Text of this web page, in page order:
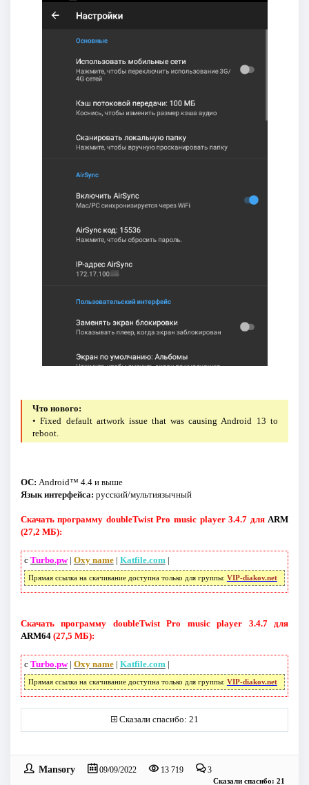
Что нового:
• Fixed default artwork issue that was causing Android 13 to
reboot.
ОС: Android™ 4.4 и выше
Язык интерфейса: русский/мультиязычный
Скачать программу doubleTwist Pro music player 3.4.7 для ARM
(27,2 МБ):
с Turbo.pw| Oxy name| Katfile.com |
Прямая ссылка на скачивание доступна только для группы: VIP-diakov.net
Скачать программу doubleTwist Pro music player 3.4.7 для
ARM64(27,5 МБ):
с Turbo.pw| Oxy name| Katfile.com |
Прямая ссылка на скачивание доступна только для группы: VIP-diakov.net
Сказали спасибо: 21
Mansory 09/09/2022 13 719 3
Сказали спасибо: 21